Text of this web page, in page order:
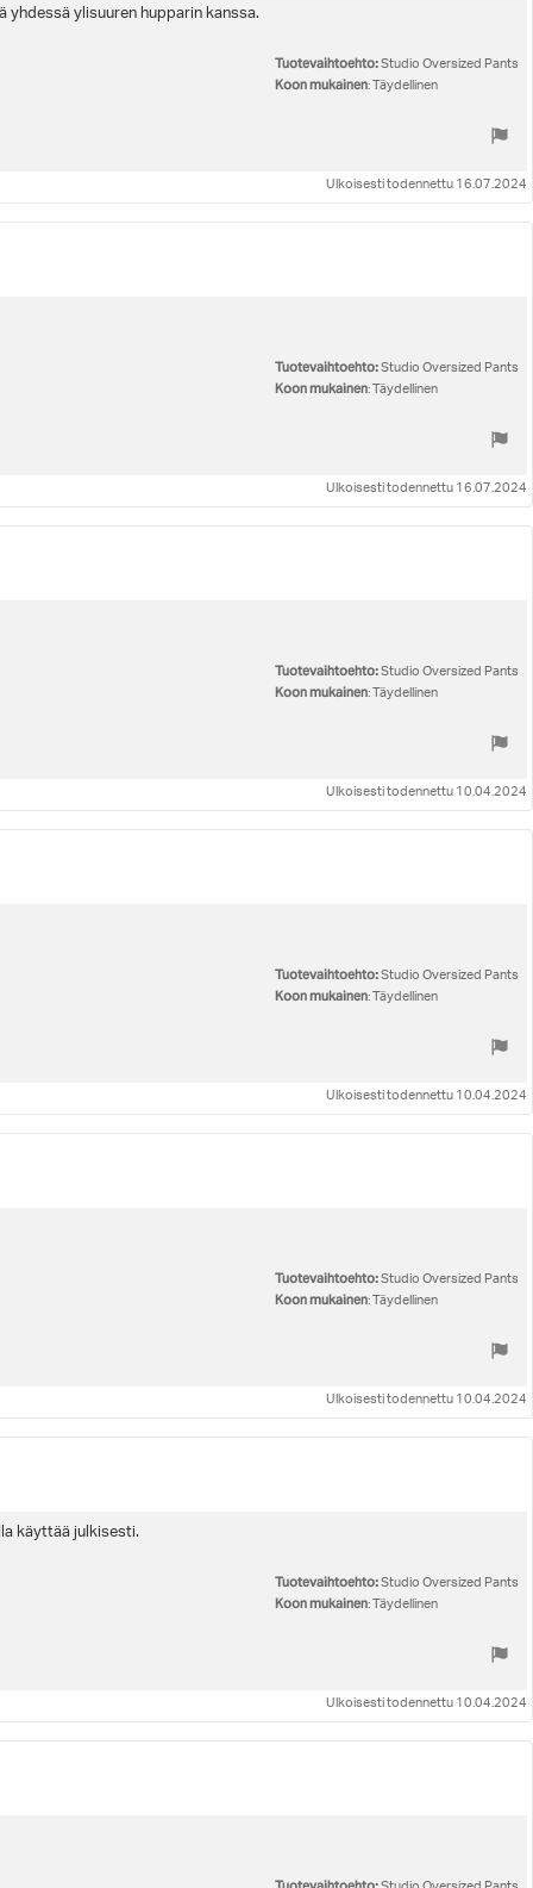
yhdessä ylisuuren hupparin kanssa.
Tuotevaihtoehto:Studio Oversized Pants
Koon mukainen: Täydellinen
Ulkoisesti todennettu 16.07.2024
Tuotevaihtoehto:Studio Oversized Pants
Koon mukainen: Täydellinen
Ulkoisesti todennettu 16.07.2024
Tuotevaihtoehto:Studio Oversized Pants
Koon mukainen: Täydellinen
Ulkoisesti todennettu 10.04.2024
Tuotevaihtoehto:Studio Oversized Pants
Koon mukainen: Täydellinen
Ulkoisesti todennettu 10.04.2024
Tuotevaihtoehto:Studio Oversized Pants
Koon mukainen: Täydellinen
Ulkoisesti todennettu 10.04.2024
käyttää julkisesti.
Tuotevaihtoehto:Studio Oversized Pants
Koon mukainen: Täydellinen
Ulkoisesti todennettu 10.04.2024